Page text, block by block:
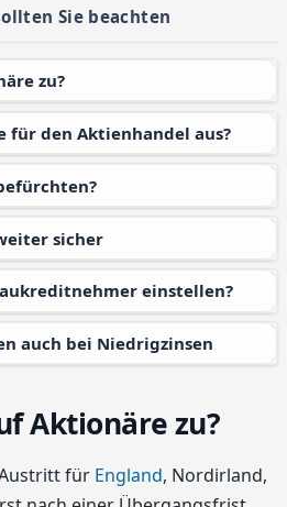
Sie beachten
zu?
für den Aktienhandel aus?
sicher
einstellen?
auch bei Niedrigzinsen
Aktionäre zu?
für England, Nordirland,